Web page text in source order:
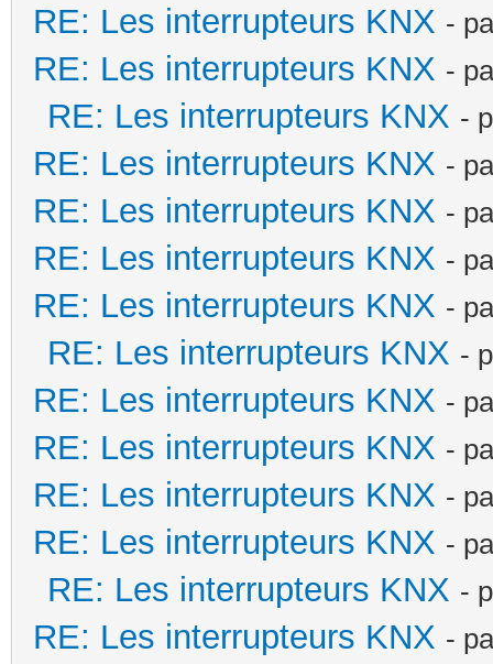
RE: Les interrupteurs KNX -
RE: Les interrupteurs KNX -
RE: Les interrupteurs KNX -
RE: Les interrupteurs KNX -
RE: Les interrupteurs KNX -
RE: Les interrupteurs KNX -
RE: Les interrupteurs KNX -
RE: Les interrupteurs KNX -
RE: Les interrupteurs KNX -
RE: Les interrupteurs KNX -
RE: Les interrupteurs KNX -
RE: Les interrupteurs KNX -
RE: Les interrupteurs KNX -
RE: Les interrupteurs KNX -